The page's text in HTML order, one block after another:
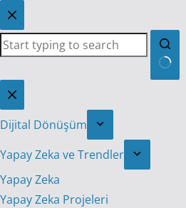
Skip
to
content
No
results
Dijital Dönüşüm
Yapay Zeka ve Trendler
Yapay Zeka
Yapay Zeka Projeleri